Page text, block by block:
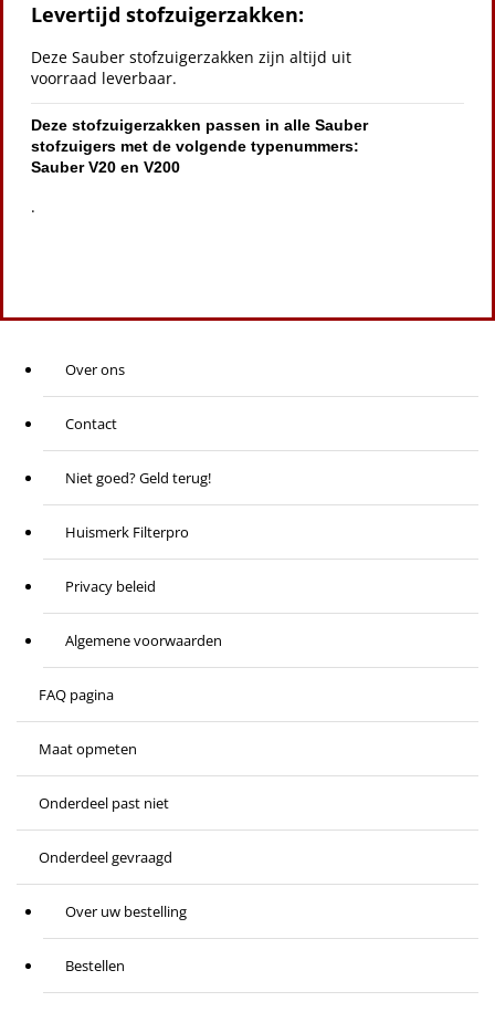
Levertijd stofzuigerzakken:
Deze Sauber stofzuigerzakken zijn altijd uit
voorraad leverbaar.
Deze stofzuigerzakken passen in alle Sauber
stofzuigers met de volgende typenummers:
Sauber V20 en V200
.
Over ons
Contact
Niet goed? Geld terug!
Huismerk Filterpro
Privacy beleid
Algemene voorwaarden
FAQ pagina
Maat opmeten
Onderdeel past niet
Onderdeel gevraagd
Over uw bestelling
Bestellen